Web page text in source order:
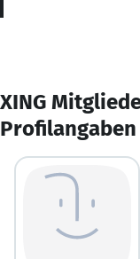
XING
Profilangaben